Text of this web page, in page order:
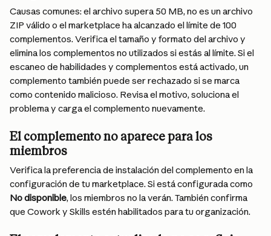
Causas comunes: el archivo supera 50 MB, no es un archivo
ZIP válido o el marketplace ha alcanzado el límite de 100
complementos. Verifica el tamaño y formato del archivo y
elimina los complementos no utilizados si estás al límite. Si el
escaneo de habilidades y complementos está activado, un
complemento también puede ser rechazado si se marca
como contenido malicioso. Revisa el motivo, soluciona el
problema y carga el complemento nuevamente.
El complemento no aparece para los
miembros
Verifica la preferencia de instalación del complemento en la
configuración de tu marketplace. Si está configurada como
No disponible, los miembros no la verán. También confirma
que Cowork y Skills estén habilitados para tu organización.